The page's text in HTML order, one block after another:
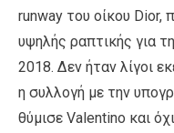
runway του οίκου Dior,
υψηλής ραπτικής για
2018. Δεν ήταν λίγοι
η συλλογή με την
θύμισε Valentino και